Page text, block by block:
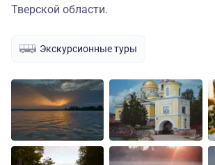
Тверской области.
Экскурсионные туры